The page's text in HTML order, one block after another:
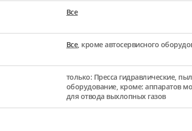
Все
Все, кроме автосервисного
только: Пресса гидравлические,
оборудование, кроме: аппаратов
для отвода выхлопных газов